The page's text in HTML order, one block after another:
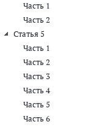
Часть 1
Часть 2
Статья 5
Часть 1
Часть 2
Часть 3
Часть 4
Часть 5
Часть 6